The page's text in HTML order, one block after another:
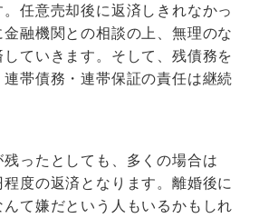
任意売却後に返済しきれなかっ
融機関との相談の上、無理のな
ていきます。そして、残債務を
帯債務・連帯保証の責任は継続
ったとしても、多くの場合は
度の返済となります。離婚後に
て嫌だという人もいるかもしれ